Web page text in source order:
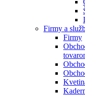
Firmy a
Firmy